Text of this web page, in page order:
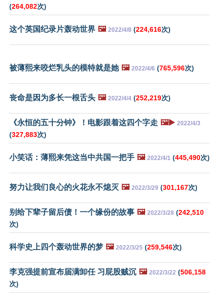
(264,082次)
这个英国纪录片轰动世界 🖼️ 2022/4/8 (224,616次)
被薄熙来咬烂乳头的模特就是她 🖼️ 2022/4/6 (765,596次)
丧命是因为多长一根舌头 🖼️ 2022/4/4 (252,219次)
《永恒的五十分钟》！电影跟着这四个字走 🖼️▶️ 2022/4/3
(327,883次)
小笑话：薄熙来凭这当中共国一把手 🖼️ 2022/4/1 (445,490次)
努力让我们良心的火花永不熄灭 🖼️ 2022/3/29 (301,167次)
别给下辈子留后债！一个缘份的故事 🖼️ 2022/3/28 (242,510
次)
科学史上四个轰动世界的梦 🖼️ 2022/3/25 (259,546次)
李克强提前宣布届满卸任 习屁股贼沉 🖼️ 2022/3/22 (506,158
次)